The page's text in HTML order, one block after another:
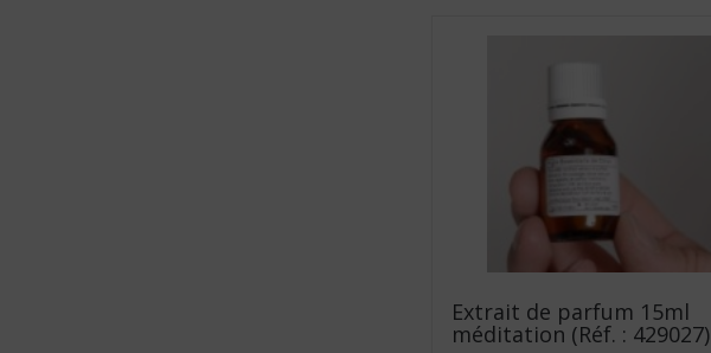
Extrait de parfum 15ml
méditation (Réf. : 429027)